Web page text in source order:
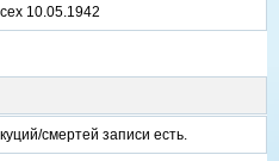
10.05.1942
смертей записи есть.